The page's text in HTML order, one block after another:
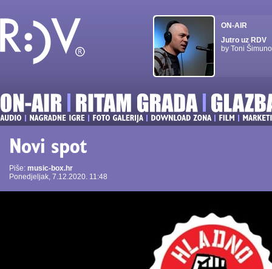
ON-AIR
Jutro uz RDV
by Toni
Piše: music-box.hr
Ponedjeljak, 7.12.2020. 11:48